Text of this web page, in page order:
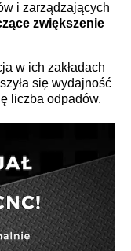
i zarządzających
zwiększenie
w ich zakładach
się wydajność
liczba odpadów.